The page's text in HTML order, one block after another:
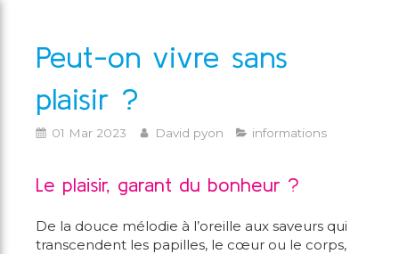
Peut-on vivre sans
plaisir ?
01 Mar 2023 David pyon informations
Le plaisir, garant du bonheur ?
De la douce mélodie à l’oreille aux saveurs qui
transcendent les papilles, le cœur ou le corps,